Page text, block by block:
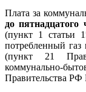
Плата за
до пятнадцатого
(пункт 1 статьи
потребленный
(пункт 21
коммунально-
Правительства РФ